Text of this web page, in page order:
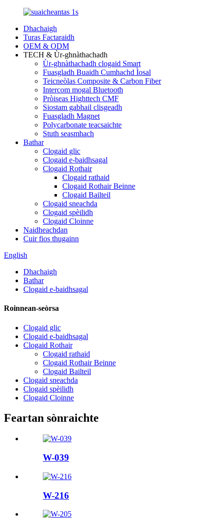
Dhachaigh
Turas Factaraidh
OEM & ODM
TECH & Ùr-ghnàthachadh
Ùr-ghnàthachadh clogaid Smart
Fuasgladh Buaidh Cumhachd Ìosal
Teicneòlas Composite & Carbon Fiber
Intercom mogal Bluetooth
Pròiseas Highttech CMF
Siostam gabhail clisgeadh
Fuasgladh Magnet
Polycarbonate teacsaichte
Stuth seasmhach
Bathar
Clogaid glic
Clogaid e-baidhsagal
Clogaid Rothair
Clogaid rathaid
Clogaid Rothair Beinne
Clogaid Bailteil
Clogaid sneachda
Clogaid spèilidh
Clogaid Cloinne
Naidheachdan
Cuir fios thugainn
English
Dhachaigh
Bathar
Clogaid e-baidhsagal
Roinnean-seòrsa
Clogaid glic
Clogaid e-baidhsagal
Clogaid Rothair
Clogaid rathaid
Clogaid Rothair Beinne
Clogaid Bailteil
Clogaid sneachda
Clogaid spèilidh
Clogaid Cloinne
Feartan sònraichte
W-039
W-216